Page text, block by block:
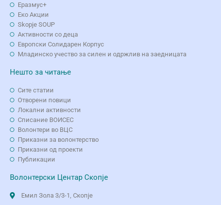
Еразмус+
Еко Aкции
Skopje SOUP
Активности со деца
Европски Солидарен Корпус
Младинско учество за силен и одржлив на заедницата
Нешто за читање
Сите статии
Отворени повици
Локални активности
Списание ВОИСЕС
Волонтери во ВЦС
Приказни за волонтерство
Приказни од проекти
Публикации
Волонтерски Центар Скопје
Емил Зола 3/3-1, Скопје